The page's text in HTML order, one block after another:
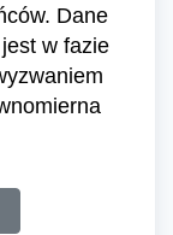
Dane
w fazie